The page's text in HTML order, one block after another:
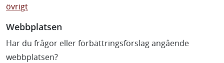
övrigt
Webbplatsen
Har du frågor eller förbättringsförslag angående
webbplatsen?